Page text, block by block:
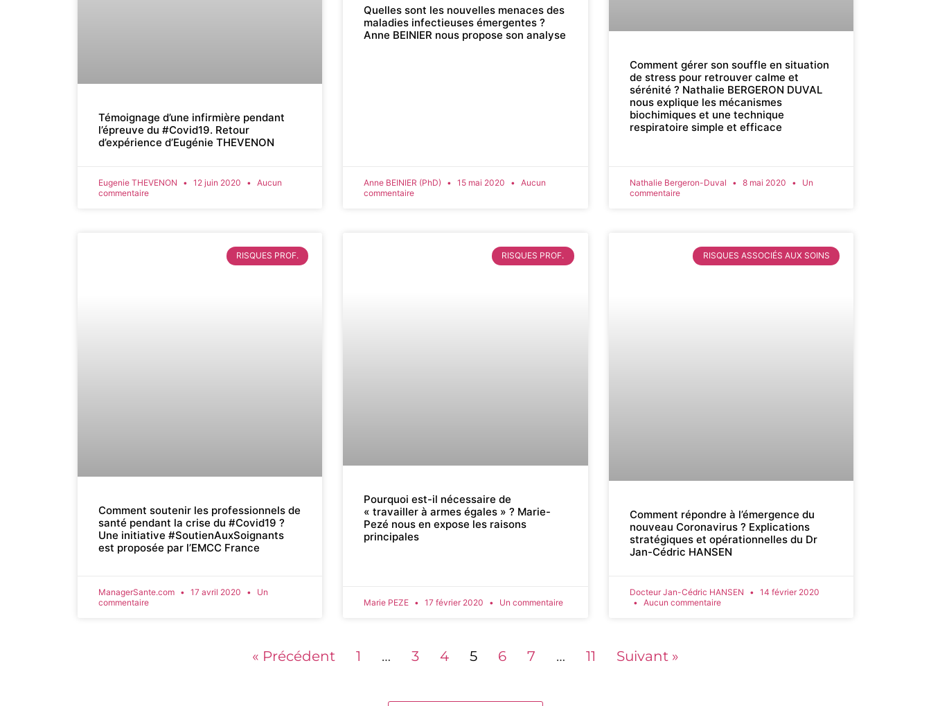
Témoignage d’une infirmière pendant
l’épreuve du #Covid19. Retour
d’expérience d’Eugénie THEVENON
Eugenie THEVENON 12 juin 2020
Aucun
commentaire
Quelles sont les nouvelles menaces des
maladies infectieuses émergentes ?
Anne BEINIER nous propose son analyse
Anne BEINIER (PhD) 15 mai 2020
Aucun
commentaire
Comment gérer son souffle en situation
de stress pour retrouver calme et
sérénité ? Nathalie BERGERON DUVAL
nous explique les mécanismes
biochimiques et une technique
respiratoire simple et efficace
Nathalie Bergeron-Duval 8 mai 2020
Un
commentaire
RISQUES PROF.
Comment soutenir les professionnels de
santé pendant la crise du #Covid19 ?
Une initiative #SoutienAuxSoignants
est proposée par l’EMCC France
ManagerSante.com 17 avril 2020
Un
commentaire
RISQUES PROF.
Pourquoi est-il nécessaire de
« travailler à armes égales » ? Marie-
Pezé nous en expose les raisons
principales
Marie PEZE 17 février 2020 Un commentaire
RISQUES ASSOCIÉS AUX SOINS
Comment répondre à l’émergence du
nouveau Coronavirus ? Explications
stratégiques et opérationnelles du Dr
Jan-Cédric HANSEN
Docteur Jan-Cédric HANSEN
14 février 2020
Aucun commentaire
« Précédent 1 … 3 4 5 6 7 … 11 Suivant »